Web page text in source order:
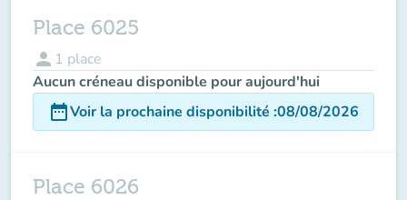
Place 6025
person 1 place
Aucun créneau disponible pour aujourd'hui
date_rangeVoir la prochaine disponibilité :08/08/2026
Place 6026